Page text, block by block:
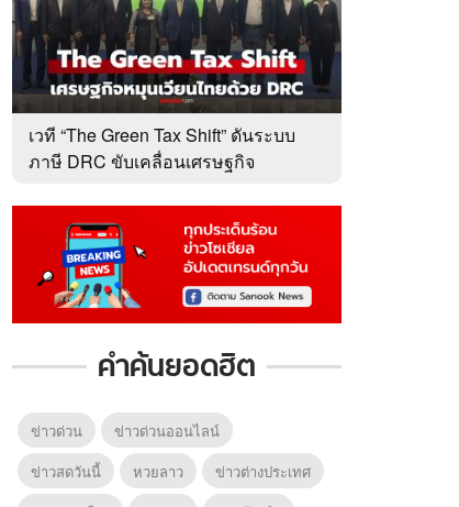
เวที “The Green Tax Shift” ดันระบบ
ภาษี DRC ขับเคลื่อนเศรษฐกิจ
คำค้นยอดฮิต
ข่าวด่วน
ข่าวด่วนออนไลน์
ข่าวสดวันนี้
หวยลาว
ข่าวต่างประเทศ